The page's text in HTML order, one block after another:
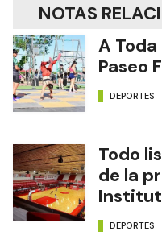
NOTAS
A
Paseo
DEPORTES
Todo
de la
DEPORTES